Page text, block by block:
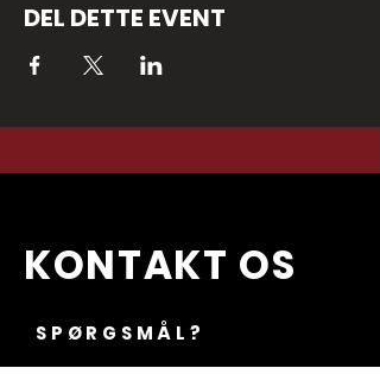
DEL DETTE EVENT
KONTAKT OS
SPØRGSMÅL?